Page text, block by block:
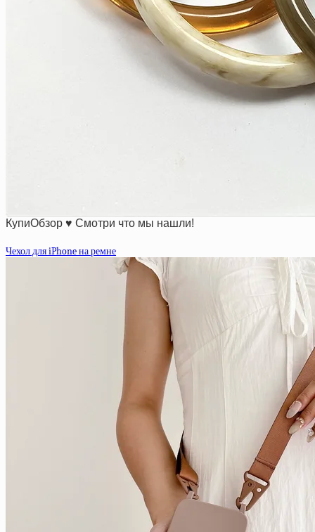
КупиОбзор ♥ Смотри что мы нашли!
Чехол для iPhone на ремне